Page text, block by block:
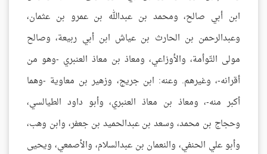
ابن أبي صالح، ومحمد بن عبدالله بن عمرو بن عثمان،
وعبدالرحمن بن الحارث بن عياش ابن أبي ربيعة، وصالح
مولى التّوأمة، والأوزاعي، ومعاذ بن معاذ العنبري -وهو من
أقرانه-، وغيرهم. وعنه: ابن جريج، وزهير بن معاوية -وهما
أكبر منه-، ومعاذ بن معاذ العنبري، وأبو داود الطيالسي،
وحجاج بن محمد، وسعد بن عبدالحميد بن جعفر، وابن وهب،
وأبو علي الحنفي، والنعمان بن عبدالسلام، والأصمعي، ويحيى